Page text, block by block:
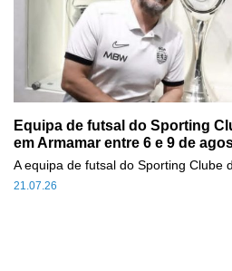
Equipa de futsal do Sporting
em Armamar entre 6 e 9 de
21.07.26
A equipa de futsal do Sporting Clube